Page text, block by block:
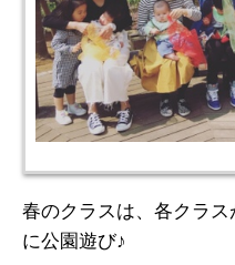
春のクラスは、各クラ
に公園遊び♪